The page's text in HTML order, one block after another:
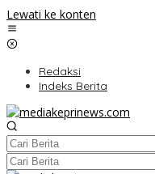
Lewati ke konten
Redaksi
Indeks Berita